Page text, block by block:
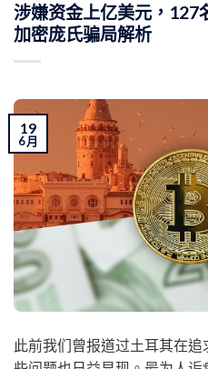
涉嫌资金上亿美元，127
加密庞氏骗局解析
19
6 月
此前我们曾报道过土耳其在